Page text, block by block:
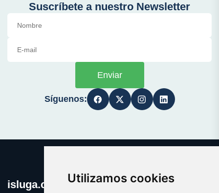
Utilizamos cookies
Suscríbete a nuestro Newsletter
Enviar
Síguenos:
isluga.com